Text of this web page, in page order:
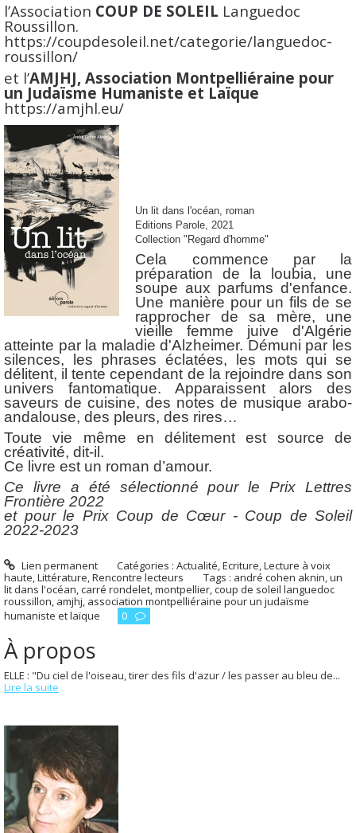
l’Association COUP DE SOLEIL Languedoc
Roussillon.
https://coupdesoleil.net/categorie/languedoc-
roussillon/
et l’AMJHJ, Association Montpelliéraine pour
un Judaïsme Humaniste et Laïque
https://amjhl.eu/
Un lit dans l'océan, roman
Editions Parole, 2021
Collection "Regard d'homme"
Cela commence par la
préparation de la loubia, une
soupe aux parfums d'enfance.
Une manière pour un fils de se
rapprocher de sa mère, une
vieille femme juive d'Algérie
atteinte par la maladie d'Alzheimer. Démuni par les
silences, les phrases éclatées, les mots qui se
délitent, il tente cependant de la rejoindre dans son
univers fantomatique. Apparaissent alors des
saveurs de cuisine, des notes de musique arabo-
andalouse, des pleurs, des rires…
Toute vie même en délitement est source de
créativité, dit-il.
Ce livre est un roman d’amour.
Ce livre a été sélectionné pour le Prix Lettres
Frontière 2022
et pour le Prix Coup de Cœur - Coup de Soleil
2022-2023
Lien permanent Catégories :Actualité ,Ecriture ,Lecture à voix
haute Littérature Rencontre lecteurs Tags : andré cohen aknin un
lit dans l'océan carré rondelet montpellier coup de soleil languedoc
roussillon amjhj association montpelliéraine pour un judaïsme
humaniste et laïque
0
À propos
ELLE : "Du ciel de l'oiseau, tirer des fils d'azur / les passer au bleu de...
Lire la suite